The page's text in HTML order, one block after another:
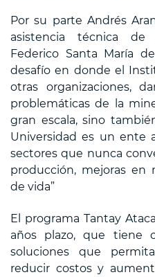
Por su parte Andrés
asistencia técnica de
Federico Santa María
desafío en donde el
otras organizaciones,
problemáticas de la
gran escala, sino
Universidad es un ente
sectores que nunca
producción, mejoras en
de vida”
El programa Tantay
años plazo, que tiene
soluciones que
reducir costos y